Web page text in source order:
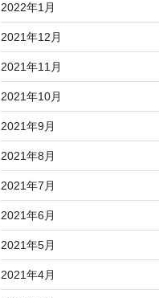
2022年1月
2021年12月
2021年11月
2021年10月
2021年9月
2021年8月
2021年7月
2021年6月
2021年5月
2021年4月